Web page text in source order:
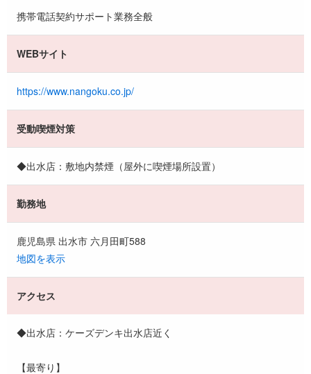
携帯電話契約サポート業務全般
WEBサイト
https://www.nangoku.co.jp/
受動喫煙対策
◆出水店：敷地内禁煙（屋外に喫煙場所設置）
勤務地
鹿児島県 出水市 六月田町588
地図を表示
アクセス
◆出水店：ケーズデンキ出水店近く
【最寄り】